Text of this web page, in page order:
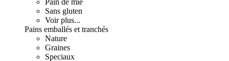
Pain de mie
Sans gluten
Voir plus...
Pains emballés et tranchés
Nature
Graines
Speciaux